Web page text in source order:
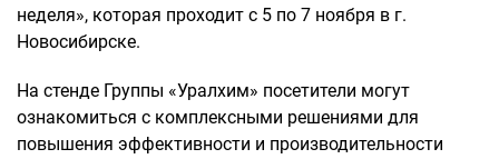
неделя», которая проходит с 5 по 7 ноября в г.
Новосибирске.
На стенде Группы «Уралхим» посетители могут
ознакомиться с комплексными решениями для
повышения эффективности и производительности